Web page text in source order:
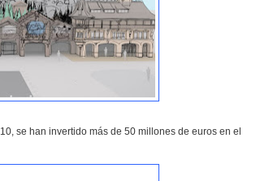
se han invertido más de 50 millones de euros en el